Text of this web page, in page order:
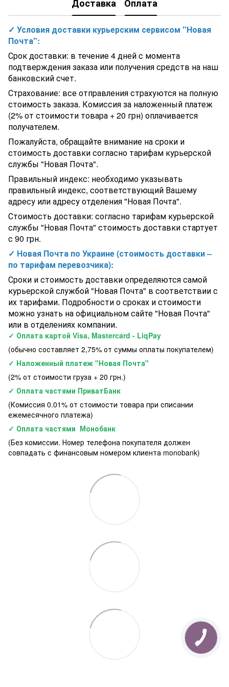
Каркасный бассейн Intex 26756 (610Х132 см) с фильтр-
10000 л/ч
Насос Hayward HCP40753E KAN760 T2 IE3 (380В, 104.5 м³/час,
Немецкий теплообменник для бассейна Behncke QWT 100-40
Жидкий концентрированный очиститель для выведения пятен
и разводов от эпоксидных затирок LITONET, 0,75 л
Круглый каркасный бассейн Exit Toys (244 х 76 см) камень, с
куполом, фильтр-насосом и тентом
Штанга Kokido Classic K254BU/B 240-480 см
Комплект химии для бассейна 3 в 1 Chemoform Мульти-
таблетки 1 кг (таблетки по 200 г). Длительная дезинфекция
Теплообменник для подогрева бассейна Elecro G2I 30кВт
Incoloy Великобритания
Лифт-подъемник для инвалидов Bluone
Переходник ПВХ Hidroten 1002481, резьбовое соединение НР-
ВР, 3"-2 1/2"
Переходная муфта Rifeng 32х16
Тройник 90° ПВХ Hidroten 1001766, переходной В-Н-Н,
d75x75x63 мм
PH минус в гранулах для бассейна Barchemicals.Регулятор pH
для понижения уровня pН и щелочности воды, 1,5 кг
Анкерный фланец Hayward для лестниц (40 мм), откидной
Доставка Оплата
✓ Условия доставки курьерским сервисом "Новая
Почта":
Срок доставки: в течение 4 дней с момента
подтверждения заказа или получения средств на наш
банковский счет.
Страхование: все отправления страхуются на полную
стоимость заказа. Комиссия за наложенный платеж
(2% от стоимости товара + 20 грн) оплачивается
получателем.
Пожалуйста, обращайте внимание на сроки и
стоимость доставки согласно тарифам курьерской
службы "Новая Почта".
Правильный индекс: необходимо указывать
правильный индекс, соответствующий Вашему
адресу или адресу отделения "Новая Почта".
Стоимость доставки: согласно тарифам курьерской
службы "Новая Почта" стоимость доставки стартует
с 90 грн.
✓ Новая Почта по Украине (стоимость доставки –
по тарифам перевозчика):
Сроки и стоимость доставки определяются самой
курьерской службой "Новая Почта" в соответствии с
их тарифами. Подробности о сроках и стоимости
можно узнать на официальном сайте "Новая Почта"
или в отделениях компании.
✓ Оплата картой Visa, Mastercard - LiqPay
(обычно составляет 2,75% от суммы оплаты покупателем)
✓ Наложенный платеж "Новая Почта"
(2% от стоимости груза + 20 грн.)
✓ Оплата частями ПриватБанк
(Комиссия 0.01% от стоимости товара при списании
ежемесячного платежа)
✓ Оплата частями Монобанк
(Без комиссии. Номер телефона покупателя должен
совпадать с финансовым номером клиента monobank)